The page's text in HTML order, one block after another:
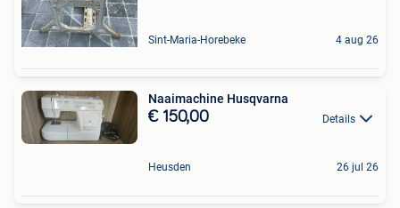
Sint-Maria-Horebeke 4 aug 26
Naaimachine Husqvarna
€ 150,00 Details
Heusden 26 jul 26